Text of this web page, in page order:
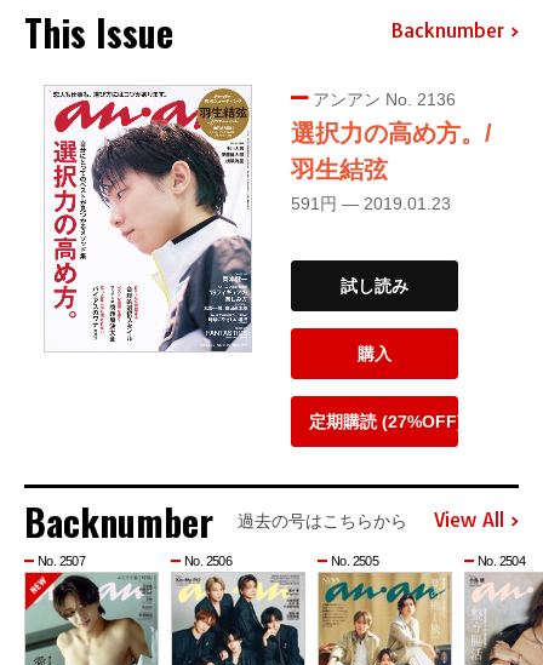
This Issue Backnumber
アンアン No. 2136
選択力の高め方。/
羽生結弦
591円 — 2019.01.23
試し読み
購入
定期購読 (27%OFF)
Backnumber 過去の号はこちらから View All
No. 2507 No. 2506 No. 2505 No. 2504